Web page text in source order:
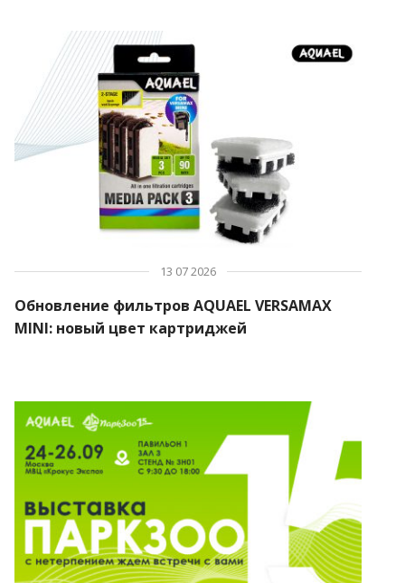
13 07 2026
Обновление фильтров AQUAEL VERSAMAX
MINI: новый цвет картриджей